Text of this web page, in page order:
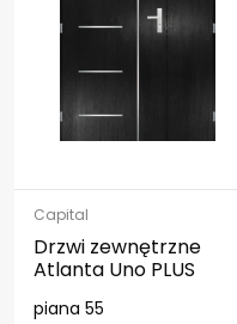
Capital
Drzwi zewnętrzne
Atlanta Uno PLUS
piana 55